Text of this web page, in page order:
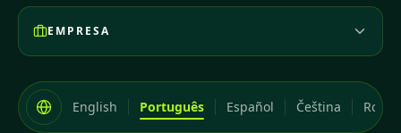
EMPRESA
English Português Español Čeština